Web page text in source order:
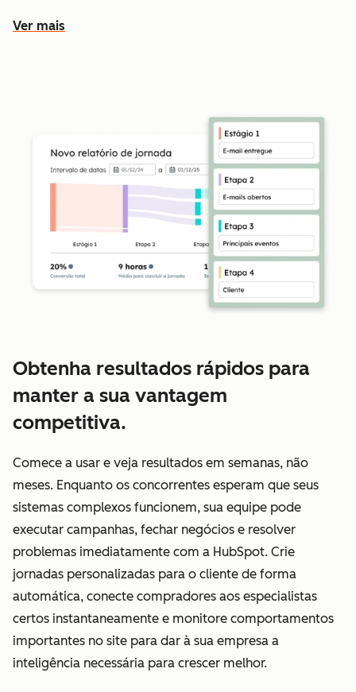
Ver mais
Conheça outros recursos
Obtenha resultados rápidos para
manter a sua vantagem
competitiva.
Comece a usar e veja resultados em semanas, não
meses. Enquanto os concorrentes esperam que seus
sistemas complexos funcionem, sua equipe pode
executar campanhas, fechar negócios e resolver
problemas imediatamente com a HubSpot. Crie
jornadas personalizadas para o cliente de forma
automática, conecte compradores aos especialistas
certos instantaneamente e monitore comportamentos
importantes no site para dar à sua empresa a
inteligência necessária para crescer melhor.